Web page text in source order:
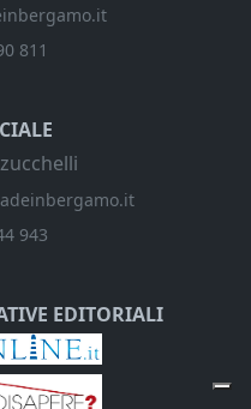
811
943
EDITORIALI